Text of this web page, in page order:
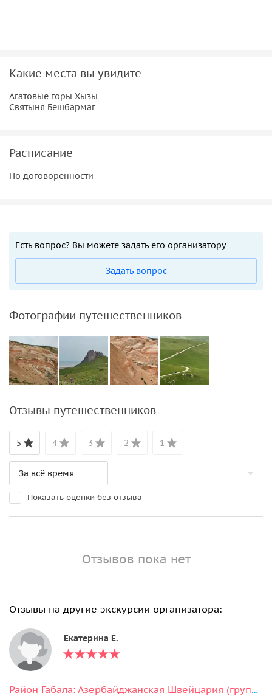
Какие места вы увидите
Агатовые горы Хызы
Святыня Бешбармаг
Расписание
По договоренности
Есть вопрос? Вы можете задать его организатору
Задать вопрос
Фотографии путешественников
Отзывы путешественников
5 4 3 2 1
Показать оценки без отзыва
Отзывов пока нет
Отзывы на другие экскурсии организатора:
Екатерина Е.
Район Габала: Азербайджанская Швейцария (групповая экскурсия)